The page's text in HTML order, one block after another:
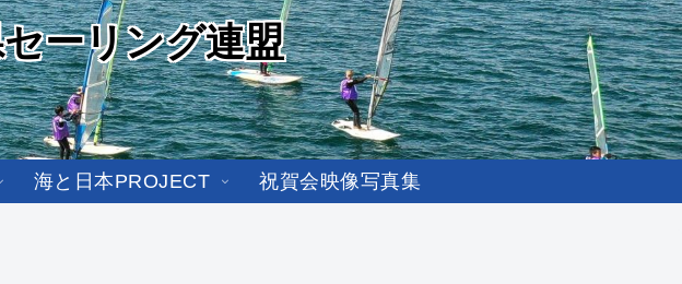
ーリング連盟
海と日本PROJECT 祝賀会映像写真集